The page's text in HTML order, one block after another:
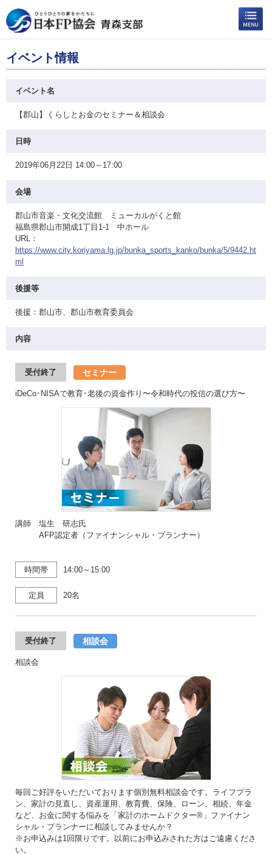
イベント情報
イベント名
【郡山】くらしとお金のセミナー＆相談会
日時
2019年06月22日 14:00～17:00
会場
郡山市音楽・文化交流館 ミューカルがくと館
福島県郡山市開成1丁目1-1 中ホール
URL：
https://www.city.koriyama.lg.jp/bunka_sports_kanko/bunka/5/9442.ht
ml
後援等
後援：郡山市、郡山市教育委員会
内容
受付終了 セミナー
iDeCo･NISAで教育･老後の資金作り〜令和時代の投信の選び方〜
講師 塩生 研志氏
AFP認定者（ファイナンシャル・プランナー）
時間帯 14:00～15:00
定員 20名
受付終了 相談会
相談会
毎回ご好評をいただいております個別無料相談会です。ライフプラ
ン、家計の見直し、資産運用、教育費、保険、ローン、相続、年金
など、お金に関する悩みを「家計のホームドクター®」ファイナン
シャル・プランナーに相談してみませんか？
※お申込みは1回限りです。以前にお申込みされた方はご遠慮くださ
い。